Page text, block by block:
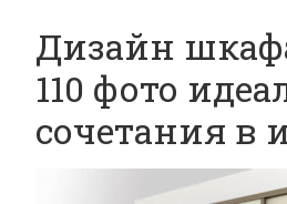
Дизайн
110 фото
сочетания в